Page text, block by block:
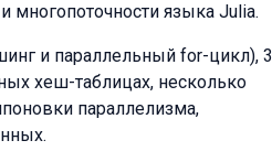
многопоточности языка Julia.
и параллельный for-цикл), 3
хеш-таблицах, несколько
параллелизма,